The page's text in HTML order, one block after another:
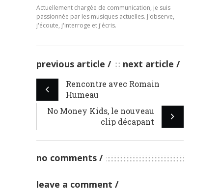
Actuellement chargée de communication, je suis
passionnée par les musiques actuelles. J'observe,
j'écoute, j'interroge et j'écris.
previous article next article
Rencontre avec Romain
Humeau
No Money Kids, le nouveau
clip décapant
no comments
leave a comment